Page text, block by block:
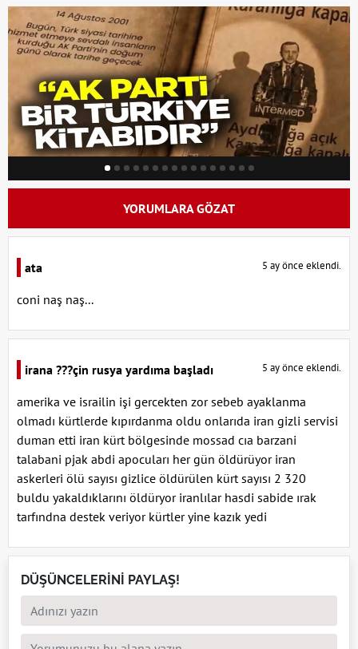
YORUMLARA GÖZAT
ata 5 ay önce eklendi.
coni naş naş...
irana ???çin rusya yardıma başladı 5 ay önce eklendi.
amerika ve israilin işi gercekten zor sebeb ayaklanma
olmadı kürtlerde kıpırdanma oldu onlarıda iran gizli servisi
duman etti iran kürt bölgesinde mossad cıa barzani
talabani pjak abdi apocuları her gün öldürüyor iran
askerleri ölü sayısı gizlice öldürülen kürt sayısı 2 320
buldu yakaldıklarını öldüryor iranlılar hasdi sabide ırak
tarfındna destek veriyor kürtler yine kazık yedi
DÜŞÜNCELERİNİ PAYLAŞ!